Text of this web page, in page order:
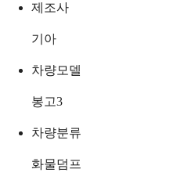
제조사
기아
차량모델
봉고3
차량분류
화물덤프